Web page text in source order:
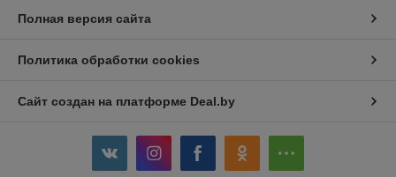
Полная версия сайта
Политика обработки cookies
Сайт создан на платформе Deal.by